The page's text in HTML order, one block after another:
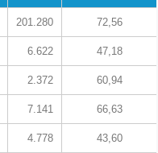
201.280 72,56
6.622 47,18
2.372 60,94
7.141 66,63
4.778 43,60